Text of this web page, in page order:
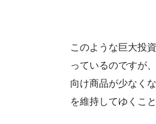
このような巨大投
っているのですが
向け商品が少なく
を維持してゆくこ